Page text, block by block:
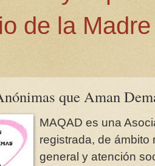
de la
que Aman
MAQAD es una
registrada, de ámbito
general y atención